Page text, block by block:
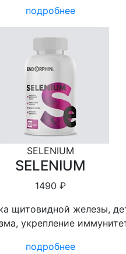
подробнее
SELENIUM
SELENIUM
1490 ₽
щитовидной железы,
укрепление
подробнее